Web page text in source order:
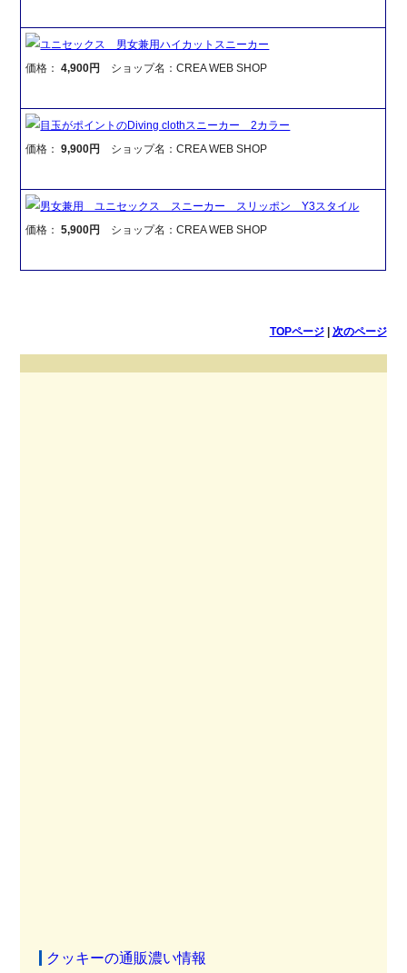
ユニセックス 男女兼用ハイカットスニーカー
価格：4,900円 ショップ名：CREA WEB SHOP
目玉がポイントのDiving clothスニーカー 2カラー
価格：9,900円 ショップ名：CREA WEB SHOP
男女兼用 ユニセックス スニーカー スリッポン Y3スタイル
価格：5,900円 ショップ名：CREA WEB SHOP
TOPページ| 次のページ
クッキーの通販濃い情報